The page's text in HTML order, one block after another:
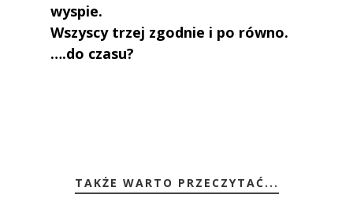
wyspie.
Wszyscy trzej zgodnie i po równo.
….do czasu?
TAKŻE WARTO PRZECZYTAĆ...